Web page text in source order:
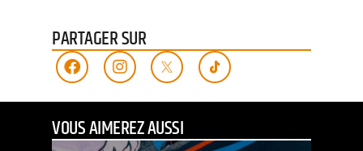
PARTAGER SUR
VOUS AIMEREZ AUSSI